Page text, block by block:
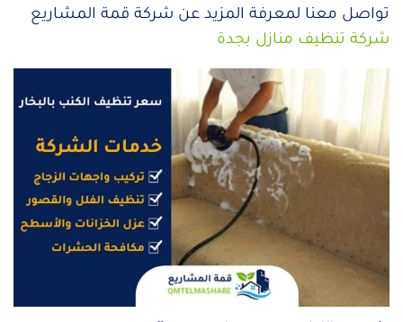
تواصل معنا لمعرفة المزيد عن شركة قمة المشاريع
شركة تنظيف منازل بجدة